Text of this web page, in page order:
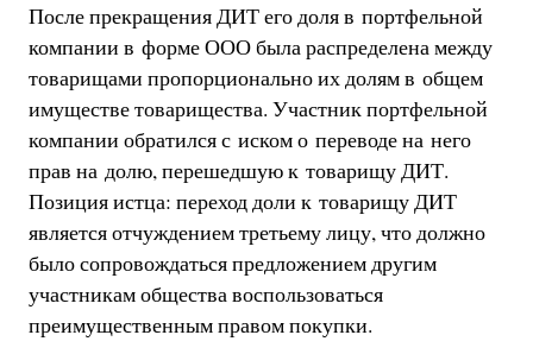
После прекращения ДИТ его доля в портфельной
компании в форме ООО была распределена между
товарищами пропорционально их долям в общем
имуществе товарищества. Участник портфельной
компании обратился с иском о переводе на него
прав на долю, перешедшую к товарищу ДИТ.
Позиция истца: переход доли к товарищу ДИТ
является отчуждением третьему лицу, что должно
было сопровождаться предложением другим
участникам общества воспользоваться
преимущественным правом покупки.